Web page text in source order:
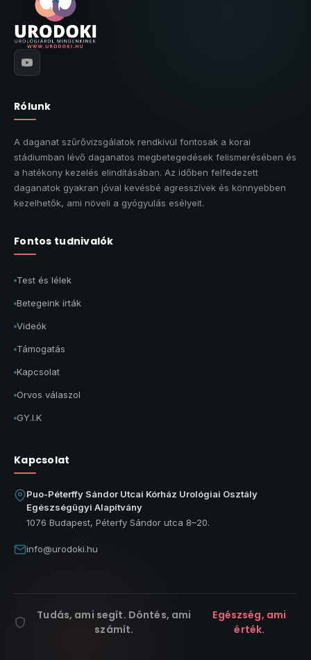
Rólunk
A daganat szűrővizsgálatok rendkívül fontosak a korai
stádiumban lévő daganatos megbetegedések felismerésében és
a hatékony kezelés elindításában. Az időben felfedezett
daganatok gyakran jóval kevésbé agresszívek és könnyebben
kezelhetők, ami növeli a gyógyulás esélyeit.
Fontos tudnivalók
Test és lélek
Betegeink írták
Videók
Támogatás
Kapcsolat
Orvos válaszol
GY.I.K
Kapcsolat
Puo-Péterffy Sándor Utcai Kórház Urológiai Osztály
Egészségügyi Alapítvány
1076 Budapest, Péterfy Sándor utca 8–20.
info@urodoki.hu
Tudás, ami segít. Döntés, ami
számít.
Egészség, ami
érték.